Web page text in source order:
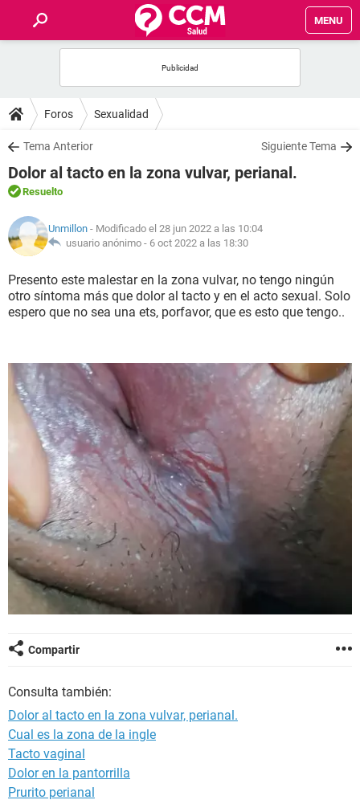
MENU
FOROS
SALUD
FAMILIA
NUTRICIÓN
SEXUALIDAD
Foros Sexualidad
Tema Anterior Siguiente Tema
Dolor al tacto en la zona vulvar, perianal.
Resuelto
Unmillon - Modificado el 28 jun 2022 a las 10:04
usuario anónimo - 6 oct 2022 a las 18:30
Presento este malestar en la zona vulvar, no tengo ningún
otro síntoma más que dolor al tacto y en el acto sexual. Solo
espero que no sea una ets, porfavor, que es esto que tengo..
Compartir
Consulta también:
Dolor al tacto en la zona vulvar, perianal.
Cual es la zona de la ingle
Tacto vaginal
Dolor en la pantorrilla
Prurito perianal